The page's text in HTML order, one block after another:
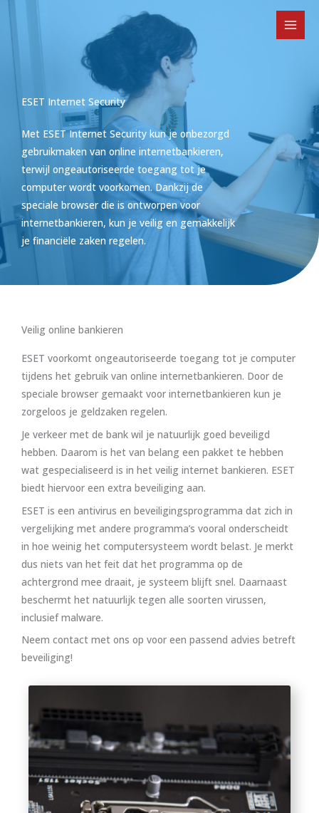
ESET Internet Security
Met ESET Internet Security kun je onbezorgd
gebruikmaken van online internetbankieren,
terwijl ongeautoriseerde toegang tot je
computer wordt voorkomen. Dankzij de
speciale browser die is ontworpen voor
internetbankieren, kun je veilig en gemakkelijk
je financiële zaken regelen.
Veilig online bankieren
ESET voorkomt ongeautoriseerde toegang tot je computer
tijdens het gebruik van online internetbankieren. Door de
speciale browser gemaakt voor internetbankieren kun je
zorgeloos je geldzaken regelen.
Je verkeer met de bank wil je natuurlijk goed beveiligd
hebben. Daarom is het van belang een pakket te hebben
wat gespecialiseerd is in het veilig internet bankieren. ESET
biedt hiervoor een extra beveiliging aan.
ESET is een antivirus en beveiligingsprogramma dat zich in
vergelijking met andere programma’s vooral onderscheidt
in hoe weinig het computersysteem wordt belast. Je merkt
dus niets van het feit dat het programma op de
achtergrond mee draait, je systeem blijft snel. Daarnaast
beschermt het natuurlijk tegen alle soorten virussen,
inclusief malware.
Neem contact met ons op voor een passend advies betreft
beveiliging!